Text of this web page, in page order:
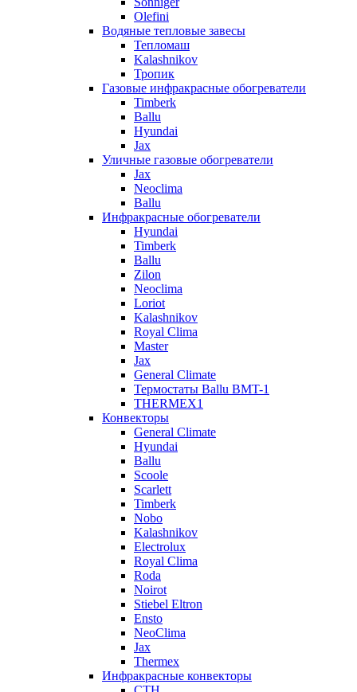
Olefini
Водяные тепловые завесы
Тепломаш
Kalashnikov
Тропик
Газовые инфракрасные обогреватели
Timberk
Ballu
Hyundai
Jax
Уличные газовые обогреватели
Jax
Neoclima
Ballu
Инфракрасные обогреватели
Hyundai
Timberk
Ballu
Zilon
Neoclima
Loriot
Kalashnikov
Royal Clima
Master
Jax
General Climate
Термостаты Ballu BMT-1
THERMEX1
Конвекторы
General Climate
Hyundai
Ballu
Scoole
Scarlett
Timberk
Nobo
Kalashnikov
Electrolux
Royal Clima
Roda
Noirot
Stiebel Eltron
Ensto
NeoClima
Jax
Thermex
Инфракрасные конвекторы